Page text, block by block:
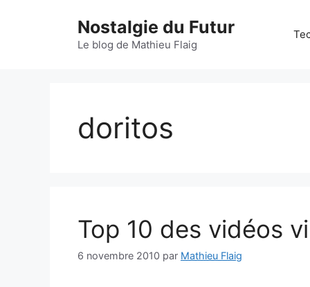
Nostalgie du Futur
Le blog de Mathieu Flaig
doritos
Top 10 des vidéos
6 novembre 2010 par Mathieu Flaig